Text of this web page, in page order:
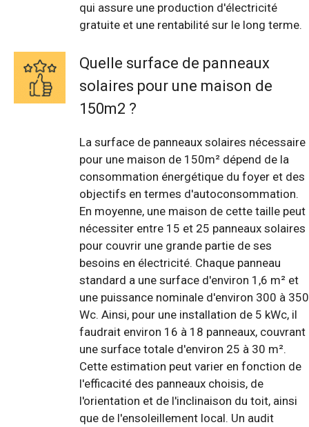
qui assure une production d'électricité
gratuite et une rentabilité sur le long terme.
Quelle surface de panneaux
solaires pour une maison de
150m2 ?
La surface de panneaux solaires nécessaire
pour une maison de 150m² dépend de la
consommation énergétique du foyer et des
objectifs en termes d'autoconsommation.
En moyenne, une maison de cette taille peut
nécessiter entre 15 et 25 panneaux solaires
pour couvrir une grande partie de ses
besoins en électricité. Chaque panneau
standard a une surface d'environ 1,6 m² et
une puissance nominale d'environ 300 à 350
Wc. Ainsi, pour une installation de 5 kWc, il
faudrait environ 16 à 18 panneaux, couvrant
une surface totale d'environ 25 à 30 m².
Cette estimation peut varier en fonction de
l'efficacité des panneaux choisis, de
l'orientation et de l'inclinaison du toit, ainsi
que de l'ensoleillement local. Un audit